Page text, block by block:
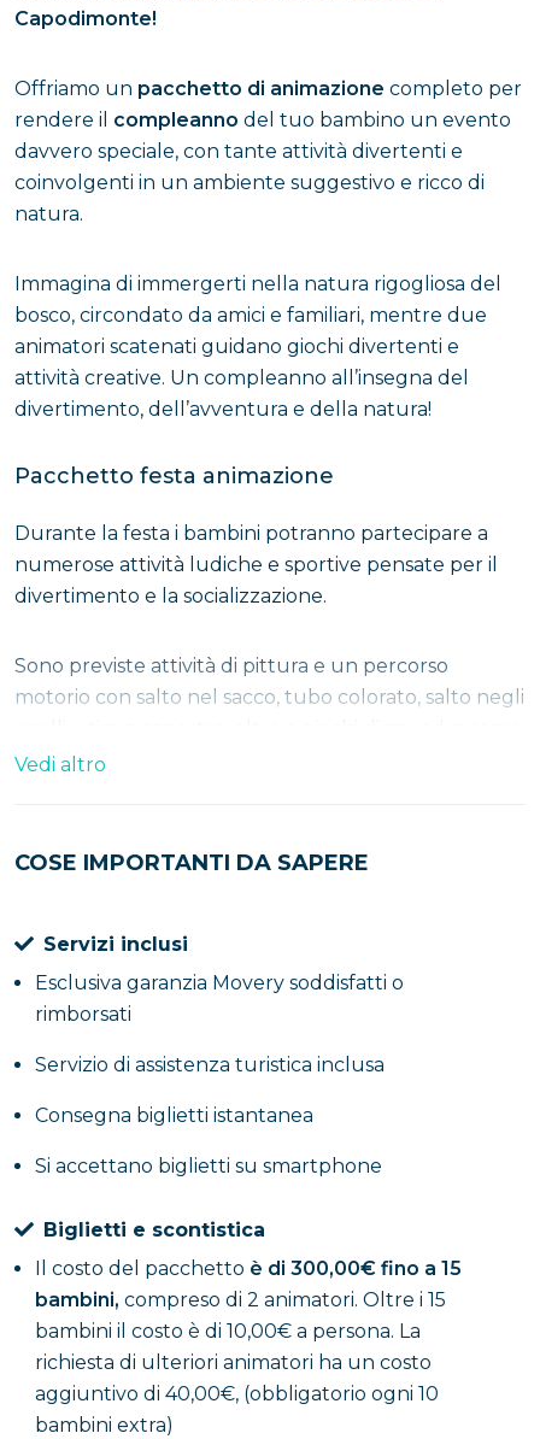
Capodimonte!
Offriamo un pacchetto di animazione completo per
rendere il compleanno del tuo bambino un evento
davvero speciale, con tante attività divertenti e
coinvolgenti in un ambiente suggestivo e ricco di
natura.
Immagina di immergerti nella natura rigogliosa del
bosco, circondato da amici e familiari, mentre due
animatori scatenati guidano giochi divertenti e
attività creative. Un compleanno all’insegna del
divertimento, dell’avventura e della natura!
Pacchetto festa animazione
Durante la festa i bambini potranno partecipare a
numerose attività ludiche e sportive pensate per il
divertimento e la socializzazione.
Sono previste attività di pittura e un percorso
motorio con salto nel sacco, tubo colorato, salto negli
il tiro della corda e il ruba bandiera. Non
Durante la giornata è previsto il supporto al
per gli invitati, offerti a sorpresa e secondo la
disponibilità di magazzino.
alla festa. Su richiesta sono disponibili attività extra a
presenza di una mascotte dinosauro, il truccabimbi, i
bolle di sapone.
Inoltre è possibile portare cibo e bevande esterne. La
festa ha una durata di2 ore e mezzo , il tempo
perfetto per divertirsi e creare ricordi fantastici.
Vedi altro
COSE IMPORTANTI DA SAPERE
Servizi inclusi
Esclusiva garanzia Movery soddisfatti o
rimborsati
Servizio di assistenza turistica inclusa
Consegna biglietti istantanea
Si accettano biglietti su smartphone
Biglietti e scontistica
Il costo del pacchetto è di 300,00€ fino a 15
bambini, compreso di 2 animatori. Oltre i 15
bambini il costo è di 10,00€ a persona. La
richiesta di ulteriori animatori ha un costo
aggiuntivo di 40,00€, (obbligatorio ogni 10
bambini extra)